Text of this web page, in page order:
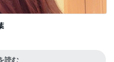
読む